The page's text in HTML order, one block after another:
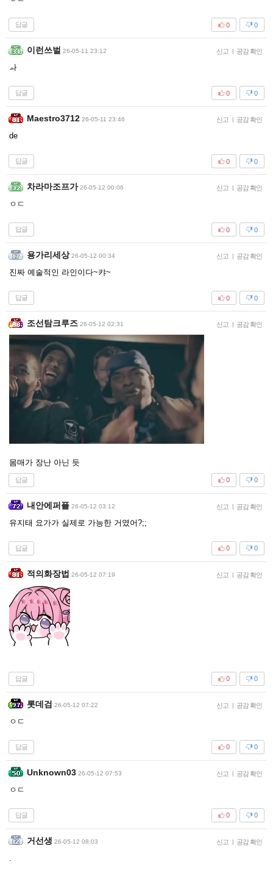
답글 0
0
이런쓰벌 26-05-11 23:12 신고 공감 확인
ㅘ
답글 0
0
Maestro3712 26-05-11 23:46 신고 공감 확인
de
답글 0
0
차라마조프가 26-05-12 00:06 신고 공감 확인
ㅇㄷ
답글 0
0
용가리세상 26-05-12 00:34 신고 공감 확인
진짜 예술적인 라인이다~캬~
답글 0
0
조선탐크루즈 26-05-12 02:31 신고 공감 확인
몸매가 장난 아닌 듯
답글 0
0
내안에퍼플 26-05-12 03:12 신고 | 공감 확인
유지태 요가가 실제로 가능한 거였어?;;
답글 0
0
적의화장법 26-05-12 07:19 신고 | 공감 확인
답글 0
0
롯데검 26-05-12 07:22 신고 | 공감 확인
ㅇㄷ
답글 0
0
Unknown03 26-05-12 07:53 신고 | 공감 확인
ㅇㄷ
답글 0
0
거선생 26-05-12 08:03 신고 | 공감 확인